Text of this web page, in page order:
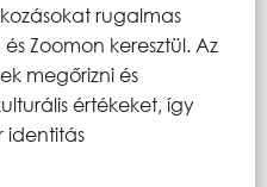
rugalmas
Zoomon keresztül. Az
megőrizni és
értékeket, így
identitás